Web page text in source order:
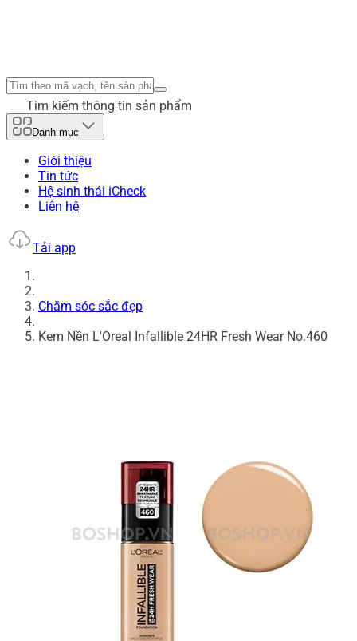
Tìm kiếm thông tin sản phẩm
Danh mục
Giới thiệu
Tin tức
Hệ sinh thái iCheck
Liên hệ
Tải app
Chăm sóc sắc đẹp
Kem Nền L'Oreal Infallible 24HR Fresh Wear No.460